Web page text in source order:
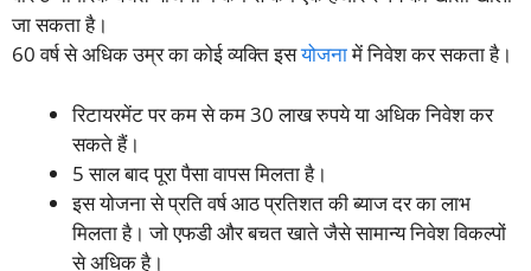
जा सकता है।
60 वर्ष से अधिक उम्र का कोई व्यक्ति इसयोजनामें निवेश कर सकता है।
रिटायरमेंट पर कम से कम 30 लाख रुपये या अधिक निवेश कर
सकते हैं।
5 साल बाद पूरा पैसा वापस मिलता है।
इस योजना से प्रति वर्ष आठ प्रतिशत की ब्याज दर का लाभ
मिलता है। जो एफडी और बचत खाते जैसे सामान्य निवेश विकल्पों
से अधिक है।